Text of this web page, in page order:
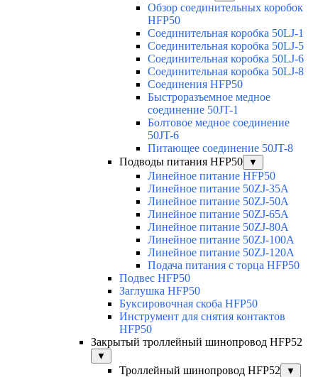
Обзор соединительных коробок
HFP50
Соединительная коробка 50LJ-1
Соединительная коробка 50LJ-5
Соединительная коробка 50LJ-6
Соединительная коробка 50LJ-8
Соединения HFP50
Быстроразъемное медное
соединение 50JT-1
Болтовое медное соединение
50JT-6
Питающее соединение 50JT-8
Подводы питания HFP50
▼
Линейное питание HFP50
Линейное питание 50ZJ-35A
Линейное питание 50ZJ-50A
Линейное питание 50ZJ-65A
Линейное питание 50ZJ-80A
Линейное питание 50ZJ-100A
Линейное питание 50ZJ-120A
Подача питания с торца HFP50
Подвес HFP50
Заглушка HFP50
Буксировочная скоба HFP50
Инструмент для снятия контактов
HFP50
Закрытый троллейный шинопровод HFP52
▼
Троллейный шинопровод HFP52 ▼